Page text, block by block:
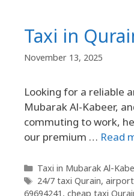
Taxi in
November 13, 2025
Looking for a reliable
Mubarak Al-Kabeer,
commuting to work,
our premium … Read
Taxi in Mubarak Al-
24/7 taxi Qurain,
69694241 , cheap taxi